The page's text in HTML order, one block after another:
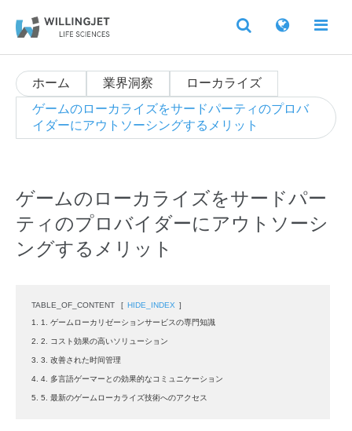
ホーム 業界洞察
ローカライズ
ゲームのローカライズをサードパーティのプロバ
イダーにアウトソーシングするメリット
ゲームのローカライズをサードパー
ティのプロバイダーにアウトソーシ
ングするメリット
TABLE_OF_CONTENT [ HIDE_INDEX ]
1. 1. ゲームローカリゼーションサービスの専門知識
2. 2. コスト効果の高いソリューション
3. 3. 改善された时间管理
4. 4. 多言語ゲーマーとの効果的なコミュニケーション
5. 5. 最新のゲームローカライズ技術へのアクセス